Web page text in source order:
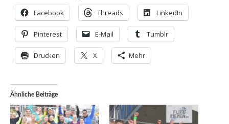
Facebook Threads LinkedIn
Pinterest E-Mail Tumblr
Drucken X Mehr
Ähnliche Beiträge